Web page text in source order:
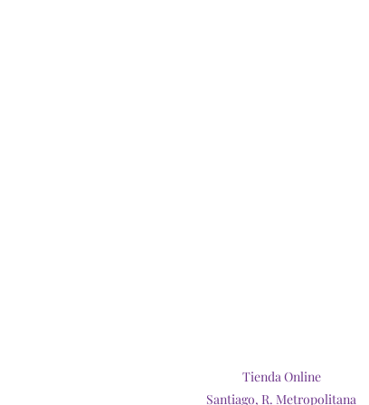
Tienda Online
Santiago, R. Metropolitana